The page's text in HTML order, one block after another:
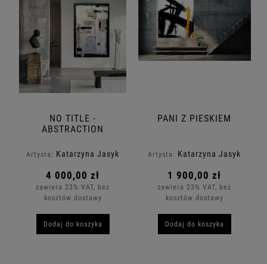
NO TITLE -
ABSTRACTION
Artysta: Katarzyna Jasyk
4 000,00 zł
zawiera 23% VAT, bez
kosztów dostawy
Dodaj do koszyka
PANI Z PIESKIEM
Artysta: Katarzyna Jasyk
1 900,00 zł
zawiera 23% VAT, bez
kosztów dostawy
Dodaj do koszyka